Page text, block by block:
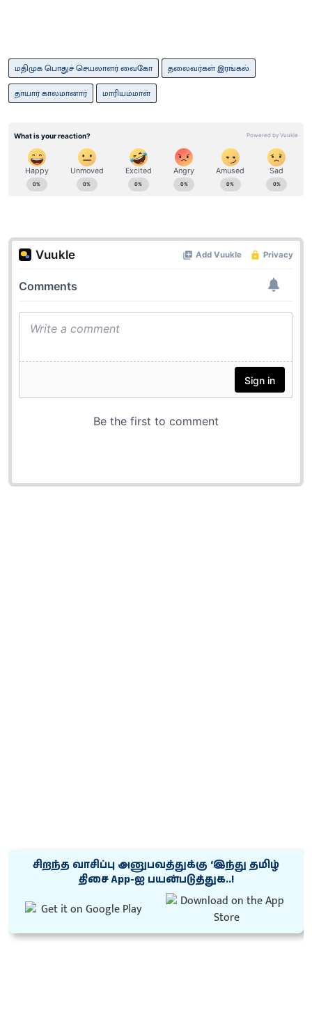
மதிமுக பொதுச் செயலாளர் வைகோ
தலைவர்கள் இரங்கல்
தாயார் காலமானார்
மாரியம்மாள்
சிறந்த வாசிப்பு அனுபவத்துக்கு ‘இந்து தமிழ்
திசை App-ஐ பயன்படுத்துக..!